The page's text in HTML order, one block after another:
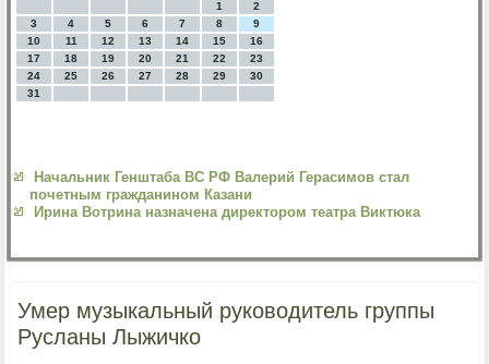
1
2
3
4 5 6 7 8
9
10
11 12 13 14 15
16
17
18 19 20 21 22
23
24
25 26 27 28 29
30
31
Начальник Генштаба ВС РФ Валерий Герасимов стал
почетным гражданином Казани
Ирина Вотрина назначена директором театра Виктюка
Умер музыкальный руководитель группы
Русланы Лыжичко